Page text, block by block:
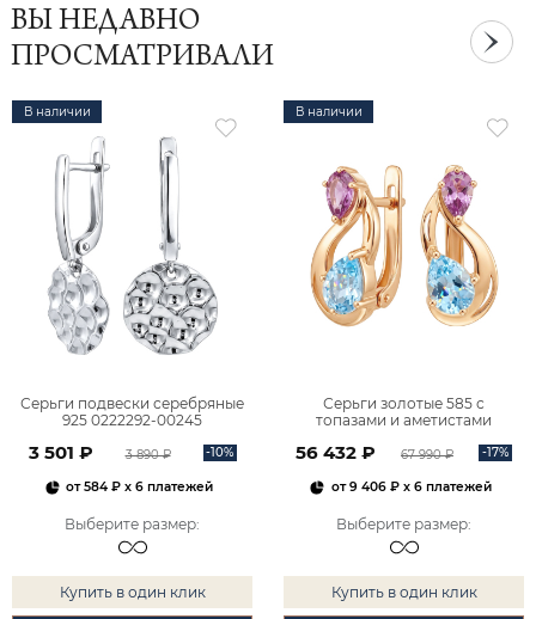
ВЫ НЕДАВНО
ПРОСМАТРИВАЛИ
В наличии
Серьги подвески серебряные
925 0222292-00245
3 501 ₽ 3 890 ₽ -10%
от584 ₽ x 6 платежей
Выберите размер:
Купить в один клик
В наличии
Серьги золотые 585 с
топазами и аметистами
56 432 ₽ 67 990 ₽ -17%
от9 406 ₽x 6 платежей
Выберите размер:
Купить в один клик